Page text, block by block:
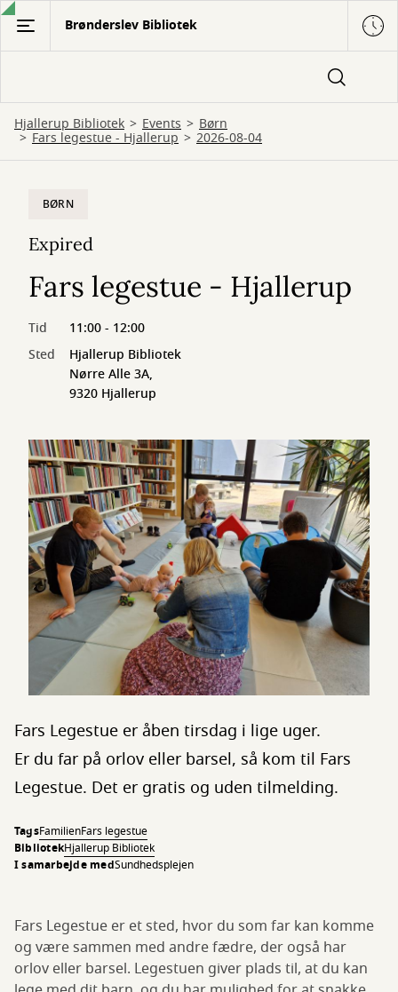
Gå
hovedindhold
Brønderslev Bibliotek
Hjallerup Bibliotek Events Børn
Fars legestue - Hjallerup 2026-08-04
BØRN
Expired
Fars legestue - Hjallerup
Tid
11:00 - 12:00
Sted
Hjallerup Bibliotek
Nørre Alle 3A,
9320 Hjallerup
Fars Legestue er åben tirsdag i lige uger.
Er du far på orlov eller barsel, så kom til Fars
Legestue. Det er gratis og uden tilmelding.
TagsFamilienFars legestue
BibliotekHjallerup Bibliotek
I samarbejde medSundhedsplejen
Fars Legestue er et sted, hvor du som far kan komme
og være sammen med andre fædre, der også har
orlov eller barsel. Legestuen giver plads til, at du kan